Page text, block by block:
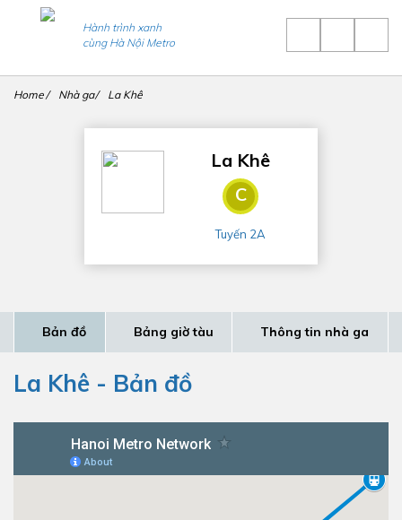
Hành trình xanh
cùng Hà Nội Metro
Home Nhà ga La Khê
La Khê
C
Tuyến 2A
Bản đồ Bảng giờ tàu Thông tin nhà ga
La Khê - Bản đồ